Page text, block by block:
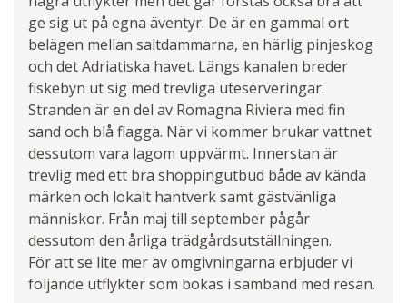
ge sig ut på egna äventyr. De är en gammal ort
belägen mellan saltdammarna, en härlig pinjeskog
och det Adriatiska havet. Längs kanalen breder
fiskebyn ut sig med trevliga uteserveringar.
Stranden är en del av Romagna Riviera med fin
sand och blå flagga. När vi kommer brukar vattnet
dessutom vara lagom uppvärmt. Innerstan är
trevlig med ett bra shoppingutbud både av kända
märken och lokalt hantverk samt gästvänliga
människor. Från maj till september pågår
dessutom den årliga trädgårdsutställningen.
För att se lite mer av omgivningarna erbjuder vi
följande utflykter som bokas i samband med resan.